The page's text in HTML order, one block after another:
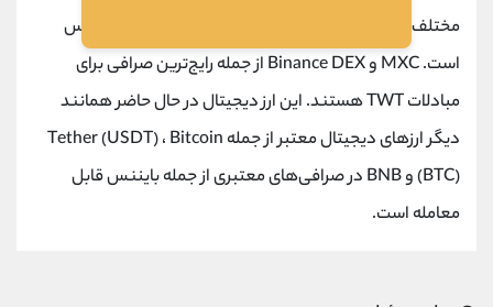
مختلف، از جمله صرافی‌های متمرکز و غیرمتمرکز، در دسترس
است. MXC و Binance DEX از جمله رایج‌ترین صرافی برای
مبادلات TWT هستند. این ارز دیجیتال در حال حاضر همانند
دیگر ارزهای دیجیتال معتبر از جمله Tether (USDT) ، Bitcoin
(BTC) و BNB در صرافی‌های معتبری از جمله بایننس قابل
معامله است.